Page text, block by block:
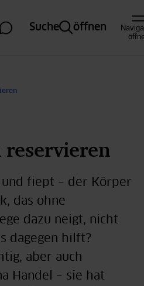
Suche öffnen
fiept – der Körper
das ohne
dazu neigt, nicht
dagegen hilft?
aber auch
Handel – sie hat